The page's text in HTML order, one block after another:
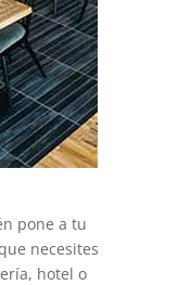
pone a tu
necesites
hotel o